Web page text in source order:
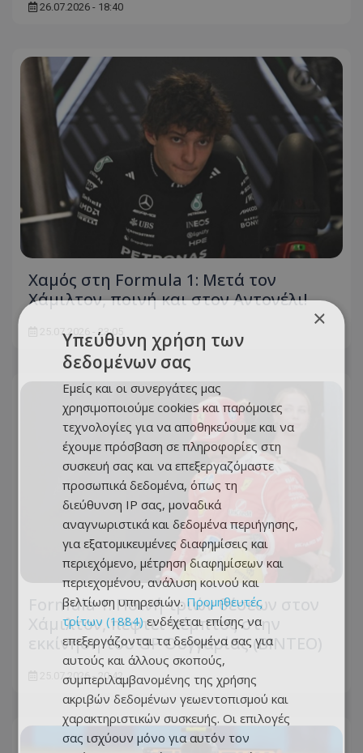
26.07.2026 - 18:40
Χαμός στη Formula 1: Mετά τον
Χάμιλτον, ποινή και στον Αντονέλι!
25.07.2026 - 23:05
Formula 1: Ποινή τριών θέσεων στον
Χάμιλτον, πέφτει πέμπτος στην
εκκίνηση του GP Ουγγαρίας (ΒΙΝΤΕΟ)
25.07.2026 - 20:42
×
Υπεύθυνη χρήση των
δεδομένων σας
Εμείς και οι συνεργάτες μας
χρησιμοποιούμε cookies και παρόμοιες
τεχνολογίες για να αποθηκεύουμε και να
έχουμε πρόσβαση σε πληροφορίες στη
συσκευή σας και να επεξεργαζόμαστε
προσωπικά δεδομένα, όπως τη
διεύθυνση IP σας, μοναδικά
αναγνωριστικά και δεδομένα περιήγησης,
για εξατομικευμένες διαφημίσεις και
περιεχόμενο, μέτρηση διαφημίσεων και
περιεχομένου, ανάλυση κοινού και
βελτίωση υπηρεσιών. Προμηθευτές
τρίτων (1884) ενδέχεται επίσης να
επεξεργάζονται τα δεδομένα σας για
αυτούς και άλλους σκοπούς,
συμπεριλαμβανομένης της χρήσης
ακριβών δεδομένων γεωεντοπισμού και
χαρακτηριστικών συσκευής. Οι επιλογές
σας ισχύουν μόνο για αυτόν τον